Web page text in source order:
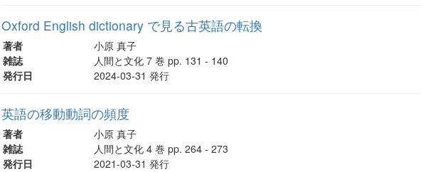
Oxford English dictionary で見る古英語の転換
著者
小原 真子
雑誌
人間と文化 7 巻 pp. 131 - 140
発行日
2024-03-31 発行
英語の移動動詞の頻度
著者
小原 真子
雑誌
人間と文化 4 巻 pp. 264 - 273
発行日
2021-03-31 発行